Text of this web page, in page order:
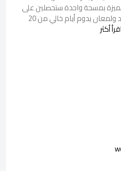
بمسحة واحدة ستحصلين على
لون غني وبثبات طويل الأمد ولمعان يدوم أيام خالي من 20
اقرأ أكثر